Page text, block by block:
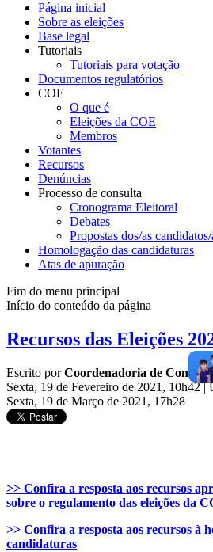
Página inicial
Sobre as eleições
Base legal
Tutoriais
Tutoriais para votação
Documentos regulatórios
COE
O que é
Eleições da COE
Membros
Votantes
Recursos
Denúncias
Processo de consulta
Cronograma Eleitoral
Debates
Propostas dos/as candidatos/
Homologação das candidaturas
Atas de apuração
Fim do menu principal
Início do conteúdo da página
Recursos das Eleições
Escrito porCoordenadoria de
Sexta, 19 de Fevereiro de 2021, 10h42|
Sexta, 19 de Março de 2021, 17h28
>> Confira a resposta aos recursos
sobre o regulamento das eleições da
>> Confira a resposta aos recursos à
candidaturas